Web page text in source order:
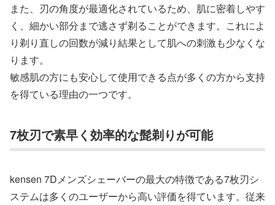
また、刃の角度が最適化されているため、肌に密着しやす
く、細かい部分まで逃さず剃ることができます。これによ
り剃り直しの回数が減り結果として肌への刺激も少なくな
ります。
敏感肌の方にも安心して使用できる点が多くの方から支持
を得ている理由の一つです。
7枚刃で素早く効率的な髭剃りが可能
kensen 7Dメンズシェーバーの最大の特徴である7枚刃シ
ステムは多くのユーザーから高い評価を得ています。従来